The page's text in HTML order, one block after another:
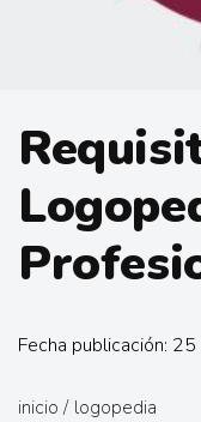
Fecha publicación:
inicio / logopedia